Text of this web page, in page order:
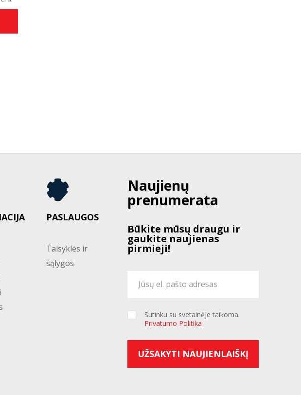
PASLAUGOS
Taisyklės ir
sąlygos
Naujienų
prenumerata
Būkite mūsų draugu ir
gaukite naujienas
pirmieji!
Sutinku su svetainėje taikoma
Privatumo Politika
UŽSAKYTI NAUJIENLAIŠKĮ